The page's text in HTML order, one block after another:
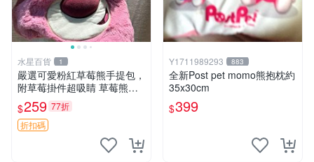
水星百貨 1
嚴選可愛粉紅草莓熊手提包，
附草莓掛件超吸睛 草莓熊手
提包 草莓掛件 可愛portunes
e
$259 77折
折扣碼
Y1711989293 883
全新Post pet momo熊抱枕約
35x30cm
$399